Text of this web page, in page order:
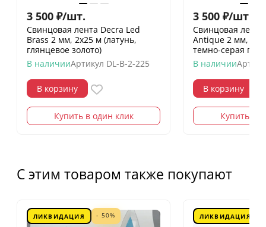
3 500 ₽/шт.
Свинцовая лента Decra Led
Brass 2 мм, 2х25 м (латунь,
глянцевое золото)
В наличииАртикул DL-B-2-225
В корзину
Купить в один клик
3 500 ₽/шт.
Свинцовая
Antique 2 мм,
темно-серая
В наличии
В корзину
Купить в
С этим товаром также покупают
ЛИКВИДАЦИЯ - 50% ЛИКВИДАЦИЯ